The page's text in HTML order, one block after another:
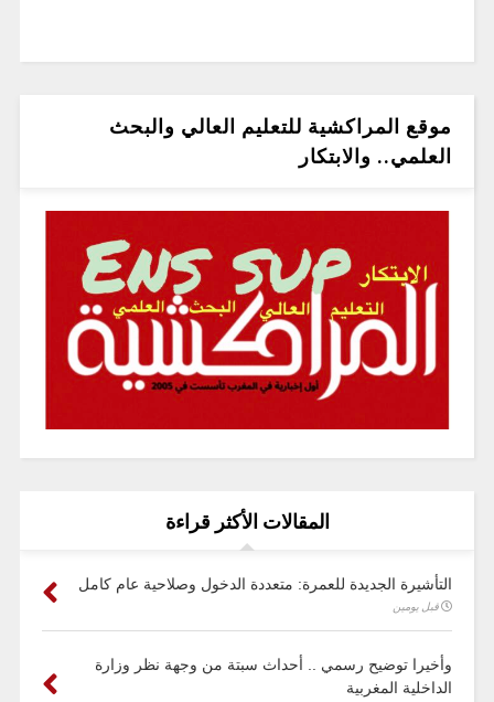
موقع المراكشية للتعليم العالي والبحث
العلمي.. والابتكار
المقالات الأكثر قراءة
التأشيرة الجديدة للعمرة: متعددة الدخول وصلاحية عام كامل
قبل يومين
وأخيرا توضيح رسمي .. أحداث سبتة من وجهة نظر وزارة
الداخلية المغربية